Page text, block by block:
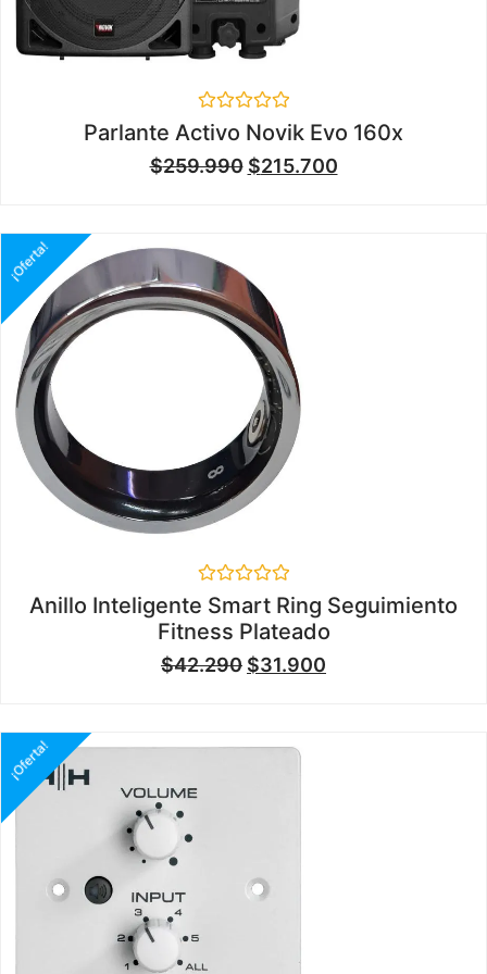
Valorado
en
0
de
Parlante Activo Novik Evo 160x
$259.990 $215.700
¡Oferta!
Valorado
en
0
de
5
Anillo Inteligente Smart Ring Seguimiento
Fitness Plateado
$42.290 $31.900
¡Oferta!